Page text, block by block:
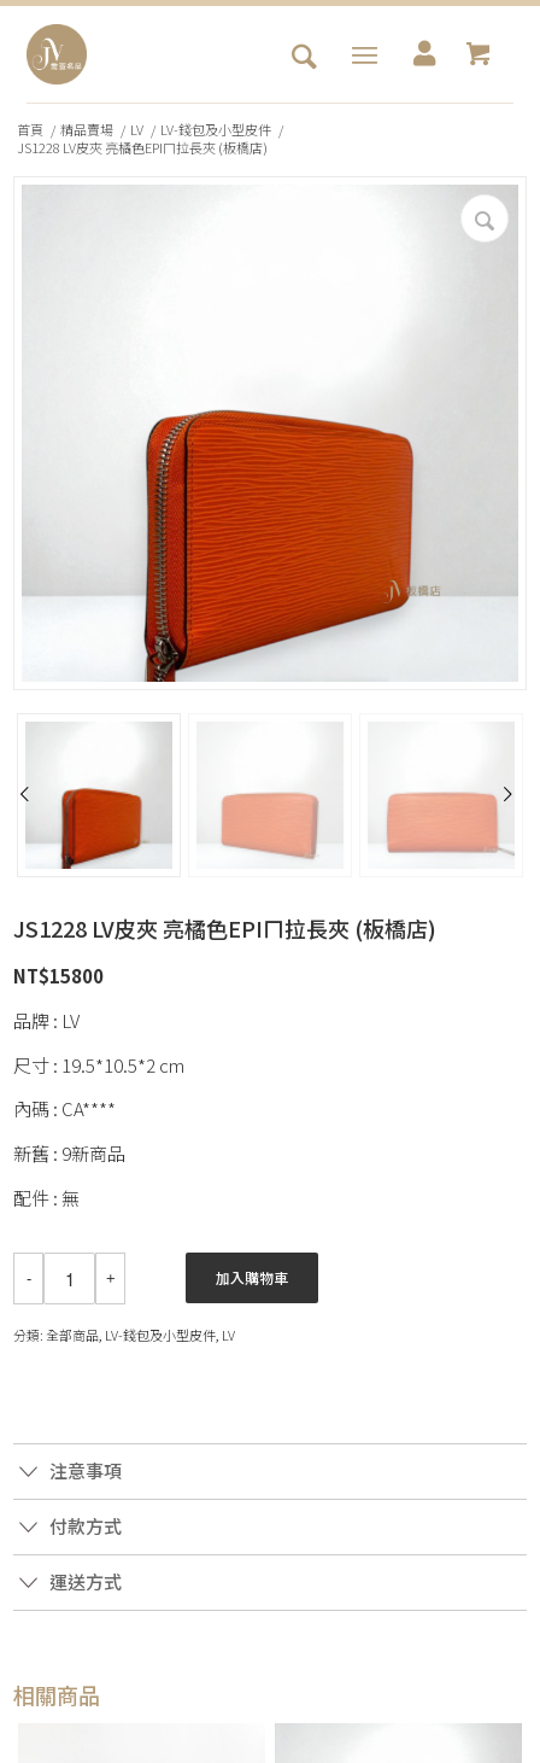
首頁 / 精品賣場 / LV / LV-錢包及小型皮件 /
JS1228 LV皮夾 亮橘色EPIㄇ拉長夾 (板橋店)
JS1228 LV皮夾 亮橘色EPIㄇ拉長夾 (板橋店)
NT$15800
品牌 : LV
尺寸 : 19.5*10.5*2 cm
內碼 : CA****
新舊 : 9新商品
配件 : 無
加入購物車
分類:全部商品 LV-錢包及小型皮件 LV
注意事項
付款方式
運送方式
相關商品